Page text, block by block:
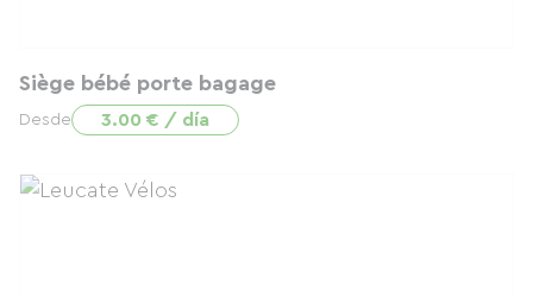
Siège bébé porte bagage
Desde 3.00 € / día